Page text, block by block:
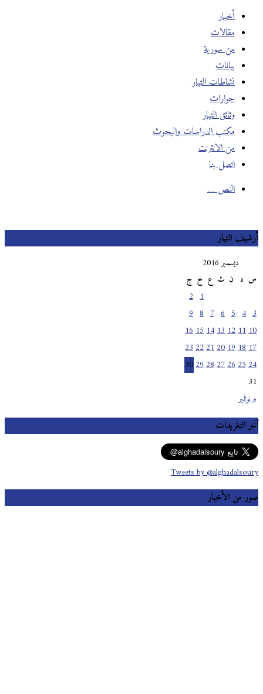
أخبار
مقالات
من سورية
بيانات
نشاطات التيار
حوارات
وثائق التيار
مكتب الدراسات والبحوث
من الانترنت
اتصل بنا
النص …
أرشيف التيار
ديسمبر 2016
س
ث خ ج
« نوفمبر
10
11
12
13
14
15
16
17
18
19
20
21
22
23
24
25
26
27
28
29
30
31
آخر التغريدات
Tweets by @alghadalsoury
صور من الأخبار